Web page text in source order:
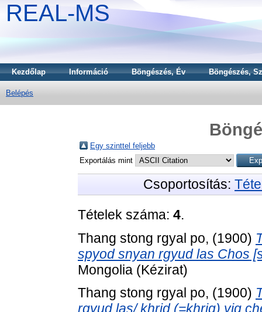
REAL-MS
Kezdőlap Információ Böngészés, Év Böngészés,
Belépés
Egy szinttel feljebb
Exportálás mint
Csoportosítás:
Tételek száma: 4.
Thang stong rgyal po, (1900)
spyod snyan rgyud las Chos
Mongolia (Kézirat)
Thang stong rgyal po, (1900)
rgyud las/ khrid (=khrig) yig